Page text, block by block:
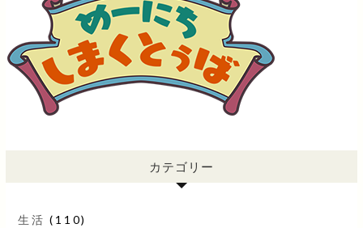
カテゴリー
生活 (110)